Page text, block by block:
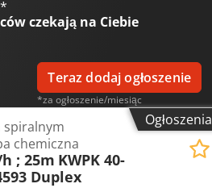
i przetwarzanie soli -
- Przemysł włókienniczy i
węgla - Instalacje odsiarczania
procesowa - Oczyszczanie
*
czekają na Ciebie
Teraz dodaj ogłoszenie
*za ogłoszenie/miesiąc
Ogłoszenia
spiralnym
chemiczna
h ; 25m KWPK 40-
Duplex